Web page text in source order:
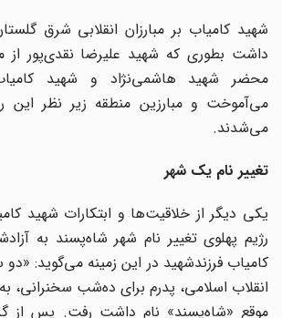
شهید کامیاب بر مبارزان انقلابی شرق گلستان
داشت بطوری که شهید علیرضا نقدی‌پور از
محضر شهید‌ هاشمی‌نژاد و شهید کامیاب
می‌آموخت و مبارزین منطقه زیر نظر این
می‌شدند.
تغییر نام یک شهر
یکی دیگر از خلاقیت‌ها و ابتکارات شهید
رژیم‌ پهلوی تغییر نام شهر شاه‌پسند به
کامیاب فرزندشهید در این زمینه می‌گوید: «دو
انقلاب ‌‌اسلامی،‌ پدرم برای ده‌شب سخنرانی، به
موقع «شاه‌پسند» نام داشت رفت. پس